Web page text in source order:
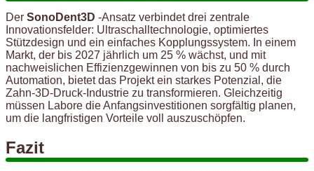
Der SonoDent3D -Ansatz verbindet drei zentrale
Innovationsfelder: Ultraschalltechnologie, optimiertes
Stützdesign und ein einfaches Kopplungssystem. In einem
Markt, der bis 2027 jährlich um 25 % wächst, und mit
nachweislichen Effizienzgewinnen von bis zu 50 % durch
Automation, bietet das Projekt ein starkes Potenzial, die
Zahn-3D-Druck-Industrie zu transformieren. Gleichzeitig
müssen Labore die Anfangsinvestitionen sorgfältig planen,
um die langfristigen Vorteile voll auszuschöpfen.
Fazit